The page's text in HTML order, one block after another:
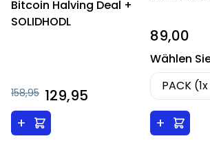
Bitcoin Halving Deal +
SOLIDHODL
158,95 129,95
+
89,00
Wählen
+